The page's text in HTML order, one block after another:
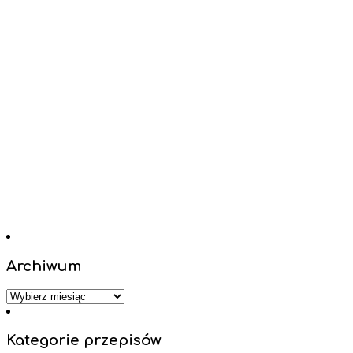
Archiwum
Archiwum
Kategorie przepisów